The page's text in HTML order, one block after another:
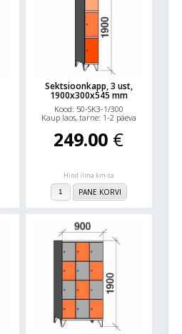
Sektsioonkapp, 3 ust,
1900x300x545 mm
Kood: 50-SK3-1/300
Kaup laos, tarne: 1-2 päeva
249.00 €
Hind ilma km-ta
PANE KORVI